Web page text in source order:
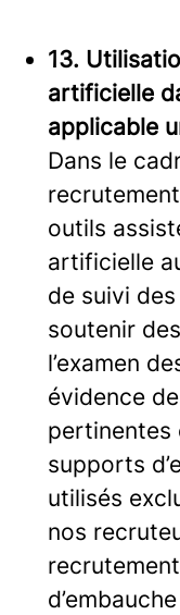
13.
artificielle
applicable
Dans le
outils
artificielle
de suivi
soutenir
l’examen
évidence
pertinentes
supports
utilisés
nos